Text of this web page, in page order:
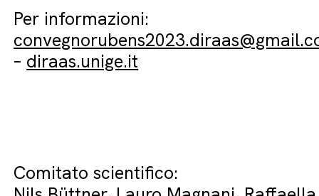
Per informazioni:
– diraas.unige.it
Comitato scientifico: